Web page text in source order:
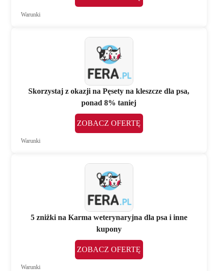
Warunki
Skorzystaj z okazji na Pęsety na kleszcze dla psa,
ponad 8% taniej
ZOBACZ OFERTĘ
Warunki
5 zniżki na Karma weterynaryjna dla psa i inne
kupony
ZOBACZ OFERTĘ
Warunki